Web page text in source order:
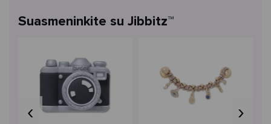
Suasmeninkite su Jibbitz™
‹ ›